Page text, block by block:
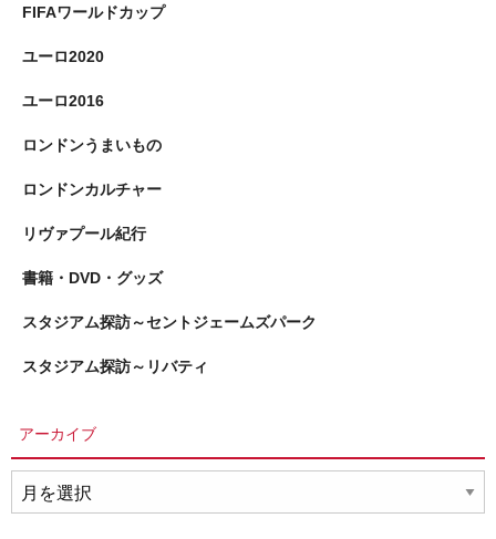
FIFAワールドカップ
ユーロ2020
ユーロ2016
ロンドンうまいもの
ロンドンカルチャー
リヴァプール紀行
書籍・DVD・グッズ
スタジアム探訪～セントジェームズパーク
スタジアム探訪～リバティ
アーカイブ
ー